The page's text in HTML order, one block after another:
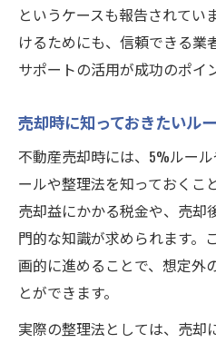
というケースも報告されてい
けるためにも、信頼できる業
サポートの活用が成功のポイ
売却時に知っておきたいル
不動産売却時には、5%ルー
ールや整理法を知っておくこ
売却益にかかる税金や、売却
門的な知識が求められます。
画的に進めることで、想定外
とができます。
実際の整理法としては、売却